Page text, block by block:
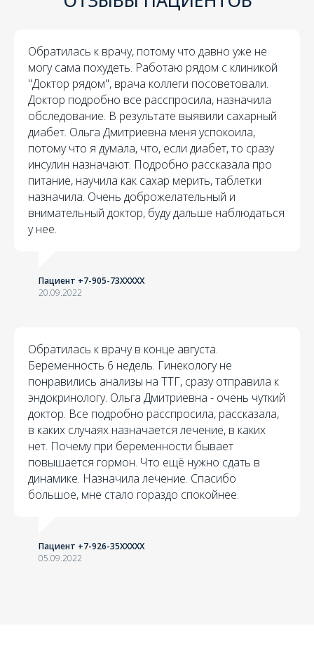
Обратилась к врачу, потому что давно уже не
могу сама похудеть. Работаю рядом с клиникой
"Доктор рядом", врача коллеги посоветовали.
Доктор подробно все расспросила, назначила
обследование. В результате выявили сахарный
диабет. Ольга Дмитриевна меня успокоила,
потому что я думала, что, если диабет, то сразу
инсулин назначают. Подробно рассказала про
питание, научила как сахар мерить, таблетки
назначила. Очень доброжелательный и
внимательный доктор, буду дальше наблюдаться
у нее.
Пациент +7-905-73XXXXX
20.09.2022
Обратилась к врачу в конце августа.
Беременность 6 недель. Гинекологу не
понравились анализы на ТТГ, сразу отправила к
эндокринологу. Ольга Дмитриевна - очень чуткий
доктор. Все подробно расспросила, рассказала,
в каких случаях назначается лечение, в каких
нет. Почему при беременности бывает
повышается гормон. Что ещё нужно сдать в
динамике. Назначила лечение. Спасибо
большое, мне стало гораздо спокойнее.
Пациент +7-926-35XXXXX
05.09.2022